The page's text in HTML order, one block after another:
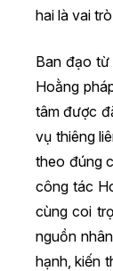
hai là vai
Ban đạo
Hoằng
tâm được
vụ thiêng
theo đúng
công tác
cùng coi
nguồn
hạnh, kiến